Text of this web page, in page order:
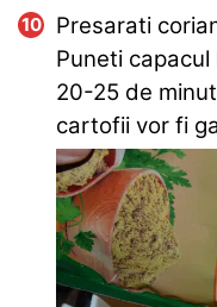
Presarati
Puneti
20-25 de
cartofii vor fi